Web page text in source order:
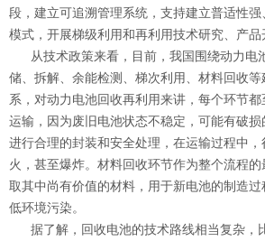
段，建立可追溯管理系统，支持建立普适性
模式，开展梯级利用和再利用技术研究、产品
从技术政策来看，目前，我国围绕动力电
储、拆解、余能检测、梯次利用、材料回收
系，对动力电池回收再利用来讲，每个环节
运输，因为废旧电池状态不稳定，可能有破
进行合理的封装和安全处理，在运输过程中
火，甚至爆炸。材料回收环节作为整个流程
取其中尚有价值的材料，用于新电池的制造
低环境污染。
据了解，回收电池的技术路线相当复杂，